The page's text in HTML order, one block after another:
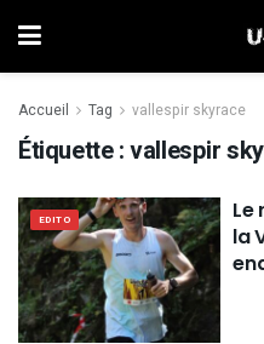
Accueil Tag vallespir skyrace
Étiquette :vallespir
EDITO
Le
la